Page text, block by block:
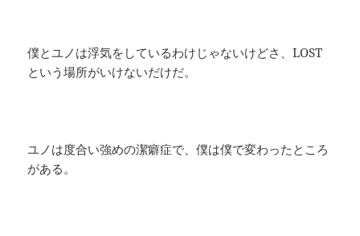
僕とユノは浮気をしているわけじゃないけどさ、LOST
という場所がいけないだけだ。
ユノは度合い強めの潔癖症で、僕は僕で変わったところ
がある。